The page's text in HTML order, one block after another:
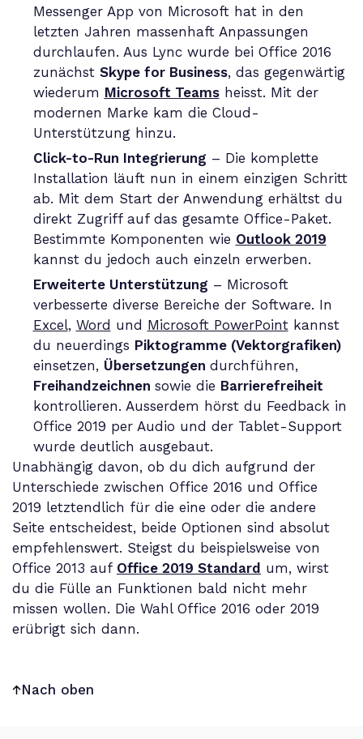
Messenger App von Microsoft hat in den
letzten Jahren massenhaft Anpassungen
durchlaufen. Aus Lync wurde bei Office 2016
zunächst Skype for Business, das gegenwärtig
wiederum Microsoft Teamsheisst. Mit der
modernen Marke kam die Cloud-
Unterstützung hinzu.
Click-to-Run Integrierung – Die komplette
Installation läuft nun in einem einzigen Schritt
ab. Mit dem Start der Anwendung erhältst du
direkt Zugriff auf das gesamte Office-Paket.
Bestimmte Komponenten wie Outlook 2019
kannst du jedoch auch einzeln erwerben.
Erweiterte Unterstützung – Microsoft
verbesserte diverse Bereiche der Software. In
Excel, Word und Microsoft PowerPointkannst
du neuerdings Piktogramme (Vektorgrafiken)
einsetzen, Übersetzungen durchführen,
Freihandzeichnen sowie die Barrierefreiheit
kontrollieren. Ausserdem hörst du Feedback in
Office 2019 per Audio und der Tablet-Support
wurde deutlich ausgebaut.
Unabhängig davon, ob du dich aufgrund der
Unterschiede zwischen Office 2016 und Office
2019 letztendlich für die eine oder die andere
Seite entscheidest, beide Optionen sind absolut
empfehlenswert. Steigst du beispielsweise von
Office 2013 auf Office 2019 Standard um, wirst
du die Fülle an Funktionen bald nicht mehr
missen wollen. Die Wahl Office 2016 oder 2019
erübrigt sich dann.
Nach oben